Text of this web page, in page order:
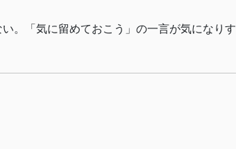
。「気に留めておこう」の一言が気になりす